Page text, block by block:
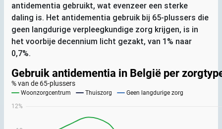
antidementia gebruikt, wat evenzeer een sterke
daling is. Het antidementia gebruik bij 65-plussers die
geen langdurige verpleegkundige zorg krijgen, is in
het voorbije decennium licht gezakt, van 1% naar
0,7%.